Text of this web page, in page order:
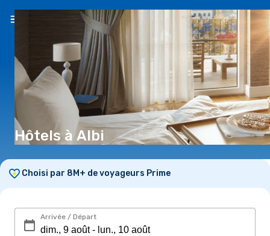
FR(€)
Hôtels à Albi
Choisi par 8M+ de voyageurs Prime
Arrivée / Départ